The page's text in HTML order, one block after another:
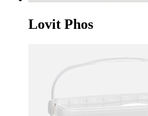
Lovit Phos